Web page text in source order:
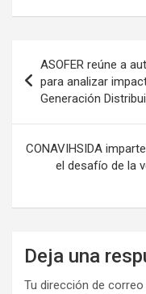
de
entradas
ASOFER reúne a
para analizar
Generación
CONAVIHSIDA
el desafío de la
Deja una
Tu dirección de